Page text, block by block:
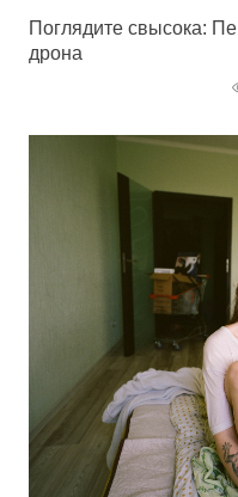
Поглядите свысока:
дрона